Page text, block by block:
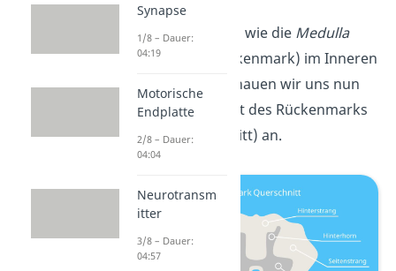
Um zu verstehen, wie die Medulla
spinalis
(das Rückenmark) im Inneren
aufgebaut ist, schauen wir uns nun
einen Querschnitt des Rückenmarks
(Transversalschnitt) an.
Synapse
1/8 – Dauer:
04:19
Motorische
Endplatte
2/8 – Dauer:
04:04
Neurotransm
itter
3/8 – Dauer:
04:57